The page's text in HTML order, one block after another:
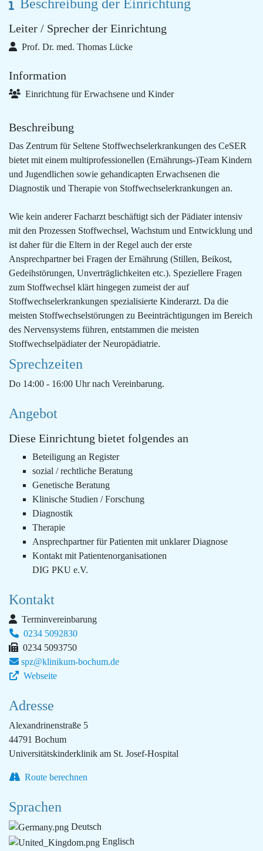
Beschreibung der Einrichtung
Leiter / Sprecher der Einrichtung
Prof. Dr. med. Thomas Lücke
Information
Einrichtung für Erwachsene und Kinder
Beschreibung
Das Zentrum für Seltene Stoffwechselerkrankungen des CeSER
bietet mit einem multiprofessionellen (Ernährungs-)Team Kindern
und Jugendlichen sowie gehandicapten Erwachsenen die
Diagnostik und Therapie von Stoffwechselerkrankungen an.
Wie kein anderer Facharzt beschäftigt sich der Pädiater intensiv
mit den Prozessen Stoffwechsel, Wachstum und Entwicklung und
ist daher für die Eltern in der Regel auch der erste
Ansprechpartner bei Fragen der Ernährung (Stillen, Beikost,
Gedeihstörungen, Unverträglichkeiten etc.). Speziellere Fragen
zum Stoffwechsel klärt hingegen zumeist der auf
Stoffwechselerkrankungen spezialisierte Kinderarzt. Da die
meisten Stoffwechselstörungen zu Beeinträchtigungen im Bereich
des Nervensystems führen, entstammen die meisten
Stoffwechselpädiater der Neuropädiatrie.
Sprechzeiten
Do 14:00 - 16:00 Uhr nach Vereinbarung.
Angebot
Diese Einrichtung bietet folgendes an
Beteiligung an Register
sozial / rechtliche Beratung
Genetische Beratung
Klinische Studien / Forschung
Diagnostik
Therapie
Ansprechpartner für Patienten mit unklarer Diagnose
Kontakt mit Patientenorganisationen
DIG PKU e.V.
Kontakt
Terminvereinbarung
0234 5092830
0234 5093750
spz@klinikum-bochum.de
Webseite
Adresse
Alexandrinenstraße 5
44791 Bochum
Universitätskinderklinik am St. Josef-Hospital
Route berechnen
Sprachen
Deutsch
Englisch